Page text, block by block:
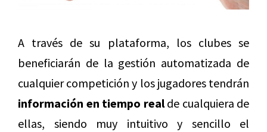
A través de su plataforma, los clubes se
beneficiarán de la gestión automatizada de
cualquier competición y los jugadores tendrán
información en tiempo realde cualquiera de
ellas, siendo muy intuitivo y sencillo el